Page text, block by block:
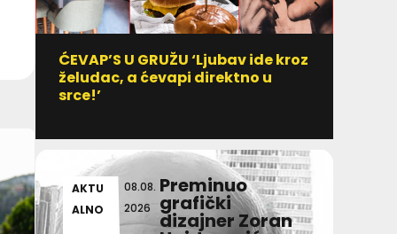
ĆEVAP’S U GRUŽU ‘Ljubav ide kroz
želudac, a ćevapi direktno u
srce!’
AKTU
ALNO
08.08.
2026
Preminuo
grafički
dizajner Zoran